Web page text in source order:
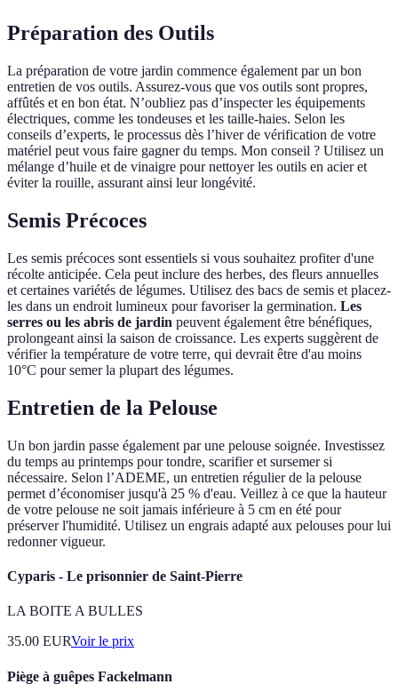
Préparation des Outils
La préparation de votre jardin commence également par un bon
entretien de vos outils. Assurez-vous que vos outils sont propres,
affûtés et en bon état. N’oubliez pas d’inspecter les équipements
électriques, comme les tondeuses et les taille-haies. Selon les
conseils d’experts, le processus dès l’hiver de vérification de votre
matériel peut vous faire gagner du temps. Mon conseil ? Utilisez un
mélange d’huile et de vinaigre pour nettoyer les outils en acier et
éviter la rouille, assurant ainsi leur longévité.
Semis Précoces
Les semis précoces sont essentiels si vous souhaitez profiter d'une
récolte anticipée. Cela peut inclure des herbes, des fleurs annuelles
et certaines variétés de légumes. Utilisez des bacs de semis et placez-
les dans un endroit lumineux pour favoriser la germination. Les
serres ou les abris de jardin peuvent également être bénéfiques,
prolongeant ainsi la saison de croissance. Les experts suggèrent de
vérifier la température de votre terre, qui devrait être d'au moins
10°C pour semer la plupart des légumes.
Entretien de la Pelouse
Un bon jardin passe également par une pelouse soignée. Investissez
du temps au printemps pour tondre, scarifier et sursemer si
nécessaire. Selon l’ADEME, un entretien régulier de la pelouse
permet d’économiser jusqu'à 25 % d'eau. Veillez à ce que la hauteur
de votre pelouse ne soit jamais inférieure à 5 cm en été pour
préserver l'humidité. Utilisez un engrais adapté aux pelouses pour lui
redonner vigueur.
Cyparis - Le prisonnier de Saint-Pierre
LA BOITE A BULLES
35.00 EURVoir le prix
Piège à guêpes Fackelmann